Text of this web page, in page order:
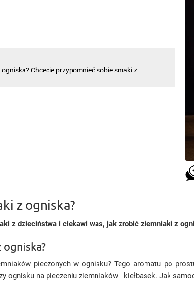
Chcecie przypomnieć sobie smaki z
Pamiętacie smak gorącyc
z ogniska?
z dzieciństwa i ciekawi was, jak zrobić ziemniaki z
ogniska?
pieczonych w ognisku? Tego aromatu po
ognisku na pieczeniu ziemniaków i kiełbasek. Jak